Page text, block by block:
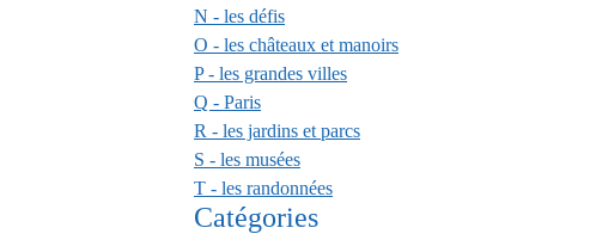
N - les défis
O - les châteaux et manoirs
P - les grandes villes
Q - Paris
R - les jardins et parcs
S - les musées
T - les randonnées
Catégories